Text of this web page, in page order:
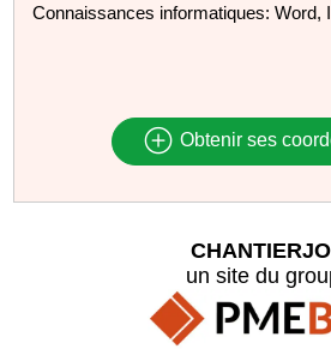
Connaissances informatiques: Word,
Obtenir ses
un site du